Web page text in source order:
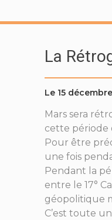
La
Le 15
Mars sera
cette période
Pour être
une fois
Pendant la
entre le 17°
géopolitique
C’est toute